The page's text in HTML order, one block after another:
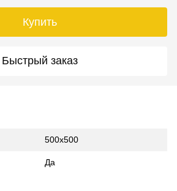
Купить
Быстрый заказ
500х500
Да